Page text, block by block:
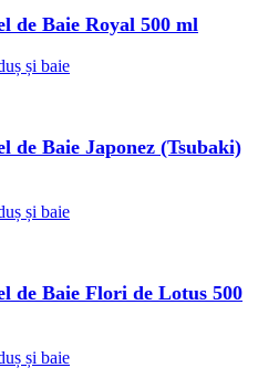
de Baie Royal 500 ml
și baie
de Baie Japonez (Tsubaki)
și baie
de Baie Flori de Lotus 500
și baie